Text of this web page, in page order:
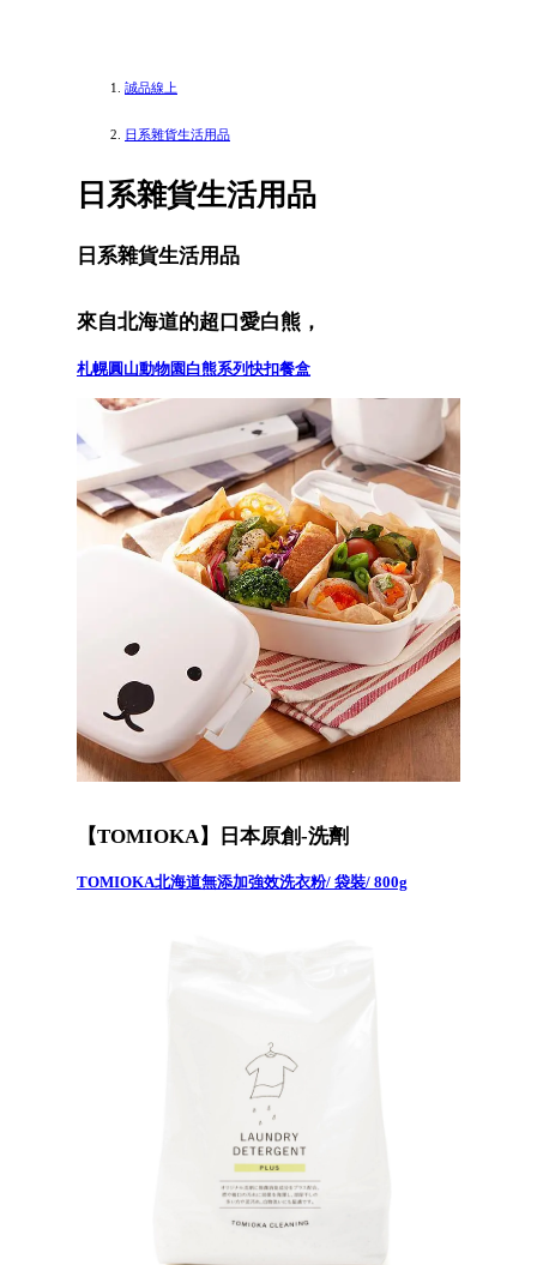
誠品線上
日系雜貨生活用品
日系雜貨生活用品
日系雜貨生活用品
來自北海道的超口愛白熊，
札幌圓山動物園白熊系列快扣餐盒
【TOMIOKA】日本原創-洗劑
TOMIOKA北海道無添加強效洗衣粉/ 袋裝/ 800g